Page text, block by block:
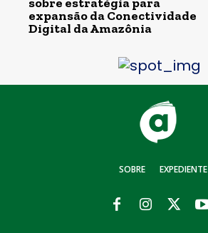
expansão da Conectividade
Digital da Amazônia
SOBRE EXPEDIENTE